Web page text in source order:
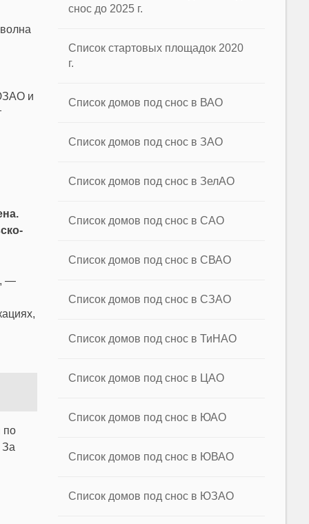
и
—
по
За
снос до 2025 г.
Список стартовых площадок 2020
г.
Список домов под снос в ВАО
Список домов под снос в ЗАО
Список домов под снос в ЗелАО
Список домов под снос в САО
Список домов под снос в СВАО
Список домов под снос в СЗАО
Список домов под снос в ТиНАО
Список домов под снос в ЦАО
Список домов под снос в ЮАО
Список домов под снос в ЮВАО
Список домов под снос в ЮЗАО